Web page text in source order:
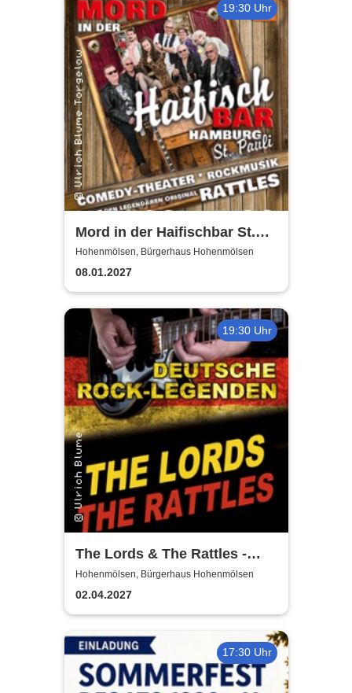
19:30 Uhr
Mord in der Haifischbar St.
Pauli - Theater IK's & The
Rattles - Theater & Musik
Hohenmölsen, Bürgerhaus Hohenmölsen
08.01.2027
19:30 Uhr
The Lords & The Rattles -
Deutsche Rocklegenden
Hohenmölsen, Bürgerhaus Hohenmölsen
02.04.2027
17:30 Uhr